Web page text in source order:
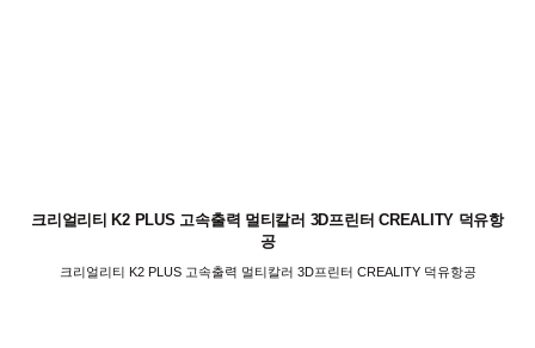
크리얼리티 K2 PLUS 고속출력 멀티칼러 3D프린터 CREALITY 덕유항
공
크리얼리티 K2 PLUS 고속출력 멀티칼러 3D프린터 CREALITY 덕유항공